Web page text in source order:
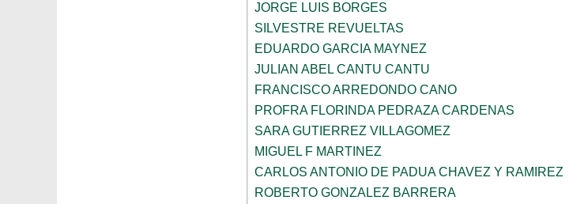
JORGE LUIS BORGES
SILVESTRE REVUELTAS
EDUARDO GARCIA MAYNEZ
JULIAN ABEL CANTU CANTU
FRANCISCO ARREDONDO CANO
PROFRA FLORINDA PEDRAZA CARDENAS
SARA GUTIERREZ VILLAGOMEZ
MIGUEL F MARTINEZ
CARLOS ANTONIO DE PADUA CHAVEZ Y RAMIREZ
ROBERTO GONZALEZ BARRERA